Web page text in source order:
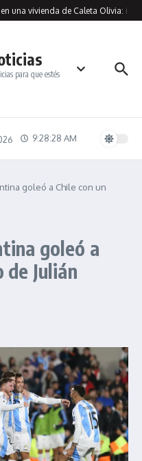
una vivienda de Caleta Olivia:
para que estés
9:28:28 AM
goleó a Chile con un
goleó a
de Julián